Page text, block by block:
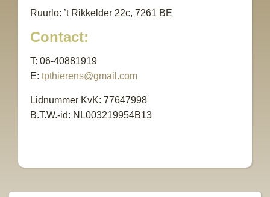
Ruurlo: ’t Rikkelder 22c, 7261 BE
Contact:
T: 06-40881919
E: tpthierens@gmail.com
Lidnummer KvK: 77647998
B.T.W.-id: NL003219954B13